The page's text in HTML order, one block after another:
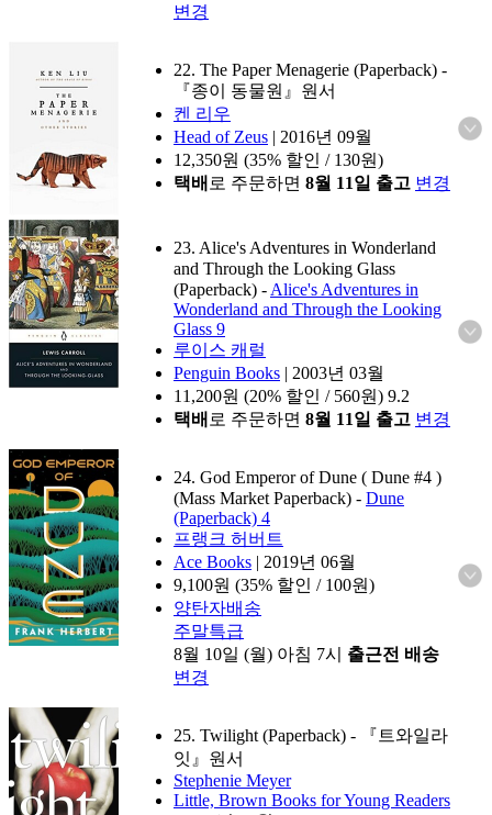
변경
22. The Paper Menagerie (Paperback) -
『종이 동물원』원서
켄 리우
Head of Zeus | 2016년 09월
12,350원 (35% 할인 / 130원)
택배 로 주문하면 8월 11일 출고 변경
23. Alice's Adventures in Wonderland
and Through the Looking Glass
(Paperback) - Alice's Adventures in
Wonderland and Through the Looking
Glass 9
루이스 캐럴
Penguin Books | 2003년 03월
11,200원 (20% 할인 / 560원) 9.2
택배 로 주문하면 8월 11일 출고 변경
24. God Emperor of Dune ( Dune #4 )
(Mass Market Paperback) - Dune
(Paperback) 4
프랭크 허버트
Ace Books | 2019년 06월
9,100원 (35% 할인 / 100원)
양탄자배송
주말특급
8월 10일 (월) 아침 7시 출근전 배송
변경
25. Twilight (Paperback) - 『트와일라
잇』원서
Stephenie Meyer
Little, Brown Books for Young Readers